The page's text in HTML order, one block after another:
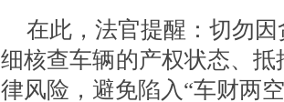
在此，法官提醒： 切勿因
细核查车辆的产权状态、
律风险，避免陷入 “车财两